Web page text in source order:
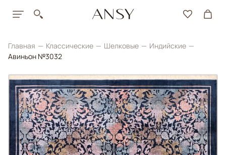
Главная Классические Шелковые
Индийские
Авиньон №3032